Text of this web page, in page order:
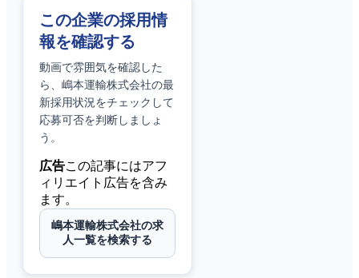
この企業の採用情
報を確認する
動画で雰囲気を確認した
ら、 嶋本運輸株式会社の最
新採用状況をチェックして
応募可否を判断しましょ
う。
広告この記事にはアフ
ィリエイト広告を含み
ます。
嶋本運輸株式会社の求
人一覧を検索する